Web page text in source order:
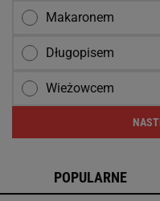
Makaronem
Długopisem
Wieżowcem
POPULARNE